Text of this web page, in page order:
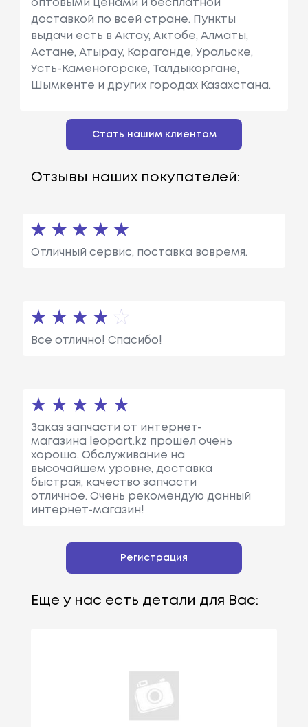
оптовыми ценами и бесплатной
доставкой по всей стране. Пункты
выдачи есть в Актау, Актобе, Алматы,
Астане, Атырау, Караганде, Уральске,
Усть-Каменогорске, Талдыкоргане,
Шымкенте и других городах Казахстана.
Стать нашим клиентом
Отзывы наших покупателей:
Отличный сервис, поставка вовремя.
Все отлично! Спасибо!
Заказ запчасти от интернет-
магазина leopart.kz прошел очень
хорошо. Обслуживание на
высочайшем уровне, доставка
быстрая, качество запчасти
отличное. Очень рекомендую данный
интернет-магазин!
Регистрация
Еще у нас есть детали для Вас: